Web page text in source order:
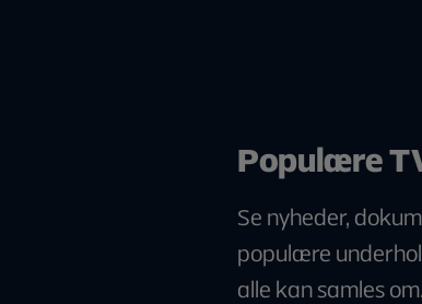
Populære
Se nyheder,
populære
alle kan samles om.